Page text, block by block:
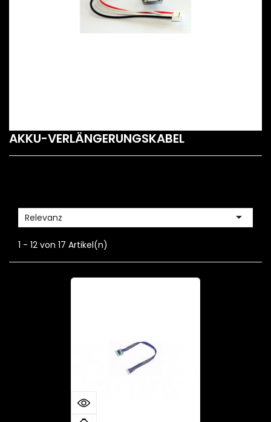
AKKU-VERLÄNGERUNGSKABEL
Relevanz 
1 - 12 von 17 Artikel(n)